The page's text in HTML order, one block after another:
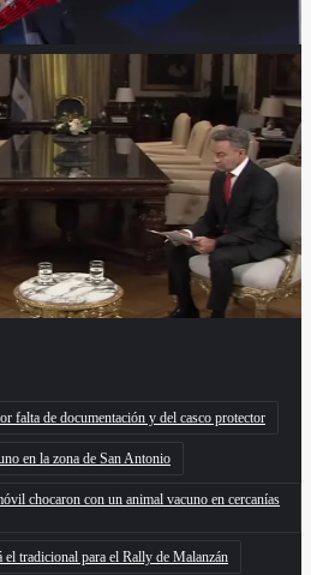
falta de documentación y del casco protector
en la zona de San Antonio
chocaron con un animal vacuno en cercanías
tradicional para el Rally de Malanzán